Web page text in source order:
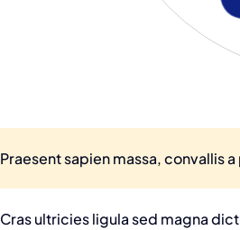
Praesent sapien massa, convallis
Cras ultricies ligula sed magna